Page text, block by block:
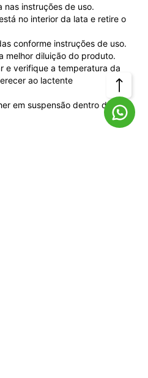
instruções de uso.
no interior da lata e retire o
conforme instruções de uso.
melhor diluição do produto.
e verifique a temperatura da
ao lactente
em suspensão dentro da lata.